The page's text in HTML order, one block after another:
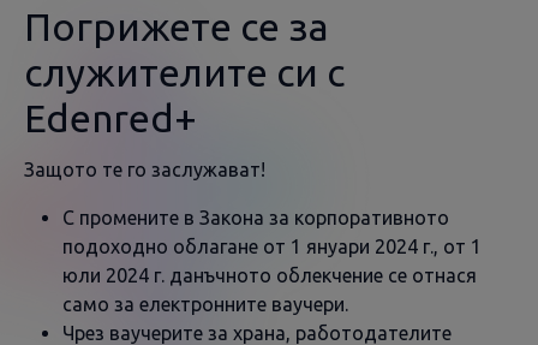
Погрижете се за
служителите си с
Edenred+
Защото те го заслужават!
С промените в Закона за корпоративното
подоходно облагане от 1 януари 2024 г., от 1
юли 2024 г. данъчното облекчение се отнася
само за електронните ваучери.
Чрез ваучерите за храна, работодателите